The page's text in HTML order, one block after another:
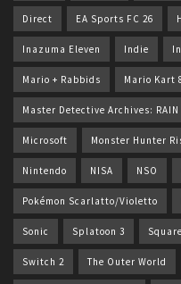
Direct EA Sports FC 26
Inazuma Eleven Indie
Mario + Rabbids Mario Kart
Master Detective Archives: RAIN
Microsoft Monster Hunter
Nintendo NISA NSO
Pokémon Scarlatto/Violetto
Sonic Splatoon 3
Switch 2 The Outer World